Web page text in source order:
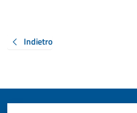
Indietro